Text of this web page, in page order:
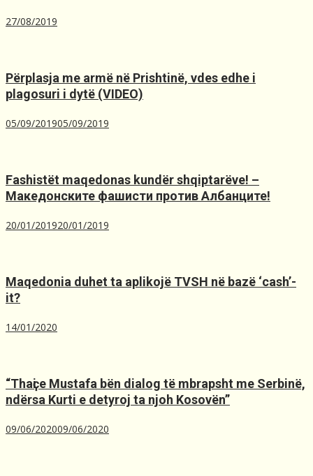
27/08/2019
Përplasja me armë në Prishtinë, ​vdes edhe i
plagosuri i dytë (VIDEO)
05/09/201905/09/2019
Fashistët maqedonas kundër shqiptarëve! –
Македонските фашисти против Албанците!
20/01/201920/01/2019
Maqedonia duhet ta aplikojë TVSH nё bazё ‘cash’-
it?
14/01/2020
“Thaҫi e Mustafa bën dialog të mbrapsht me Serbinë,
ndërsa Kurti e detyroj ta njoh Kosovën”
09/06/202009/06/2020